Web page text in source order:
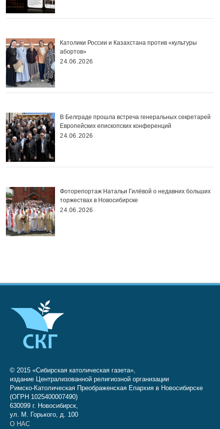
Католики России и Казахстана против «культуры
абортов»
24.06.2026
В Белграде прошла встреча генеральных секретарей
Европейских епископских конференций
24.06.2026
Фоторепортаж Натальи Гилёвой о недавних больших
торжествах в Новосибирске
24.06.2026
© 2015 «Сибирская католическая газета»,
издание Централизованной религиозной организации
Римско-Католическая Преображенская Епархия в Новосибирске
(ОГРН 1025400007490)
630099 г. Новосибирск,
ул. М. Горького, д. 100
О НАС